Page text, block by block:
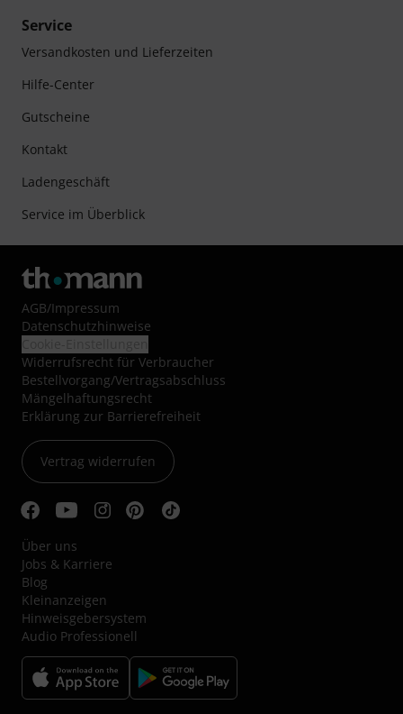
Service
Versandkosten und Lieferzeiten
Hilfe-Center
Gutscheine
Kontakt
Ladengeschäft
Service im Überblick
AGB/Impressum
Datenschutzhinweise
Widerrufsrecht für Verbraucher
Bestellvorgang/Vertragsabschluss
Mängelhaftungsrecht
Erklärung zur Barrierefreiheit
Vertrag widerrufen
Über uns
Jobs & Karriere
Blog
Kleinanzeigen
Hinweisgebersystem
Audio Professionell